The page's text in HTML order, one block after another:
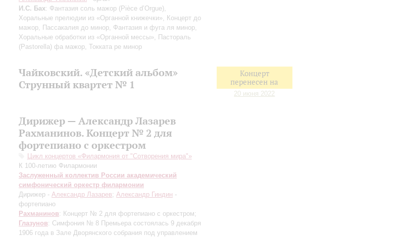
И.С. Бах: Фантазия соль мажор (Pièce d’Orgue),
Хоральные прелюдии из «Органной книжечки», Концерт до
мажор, Пассакалия до минор, Фантазия и фуга ля минор,
Хоральные обработки из «Органной мессы», Пастораль
(Pastorella) фа мажор, Токката ре минор
Чайковский. «Детский альбом»
Струнный квартет № 1
Концерт
перенесен на
20 июня 2022
Дирижер — Александр Лазарев
Рахманинов. Концерт № 2 для
фортепиано с оркестром
Цикл концертов «Филармония от "Сотворения мира"»
К 100-летию Филармонии
Заслуженный коллектив России академический
симфонический оркестр филармонии
Дирижер - Александр Лазарев; Александр Гиндин -
фортепиано
Рахманинов: Концерт № 2 для фортепиано с оркестром;
Глазунов: Симфония № 8 Премьера состоялась 9 декабря
1906 года в Зале Дворянского собрания под управлением